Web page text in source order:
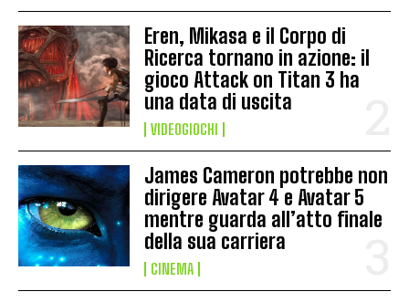
Eren, Mikasa e il Corpo di
Ricerca tornano in azione: il
gioco Attack on Titan 3 ha
una data di uscita
VIDEOGIOCHI
James Cameron potrebbe non
dirigere Avatar 4 e Avatar 5
mentre guarda all’atto finale
della sua carriera
CINEMA